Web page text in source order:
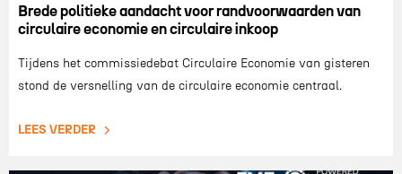
Brede politieke aandacht voor randvoorwaarden van
circulaire economie en circulaire inkoop
Tijdens het commissiedebat Circulaire Economie van gisteren
stond de versnelling van de circulaire economie centraal.
LEES VERDER